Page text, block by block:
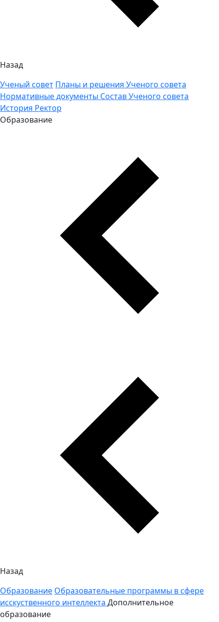
Назад
Ученый совет Планы и решения Ученого совета
Нормативные документы Состав Ученого совета
История Ректор
Образование
Назад
Образование Образовательные программы в сфере
исскуственного интеллекта Дополнительное
образование